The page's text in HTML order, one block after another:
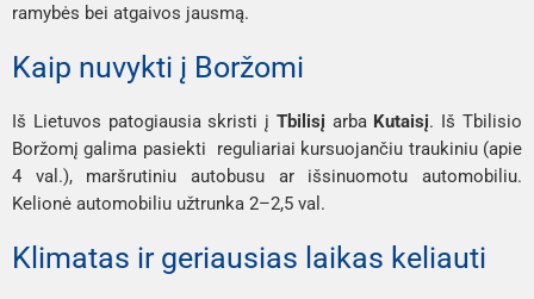
ramybės bei atgaivos jausmą.
Kaip nuvykti į Boržomi
Iš Lietuvos patogiausia skristi į Tbilisį arbaKutaisį. Iš Tbilisio
Boržomį galima pasiekti reguliariai kursuojančiu traukiniu (apie
4 val.), maršrutiniu autobusu ar išsinuomotu automobiliu.
Kelionė automobiliu užtrunka 2–2,5 val.
Klimatas ir geriausias laikas keliauti